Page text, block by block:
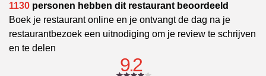
1130 personen hebben dit restaurant beoordeeld
Boek je restaurant online en je ontvangt de dag na je
restaurantbezoek een uitnodiging om je review te schrijven
en te delen
9.2